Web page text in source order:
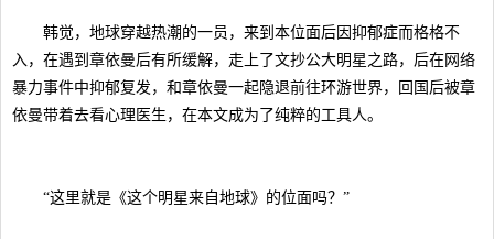
韩觉，地球穿越热潮的一员，来到本位面后因抑郁症而格格不
入，在遇到章依曼后有所缓解，走上了文抄公大明星之路，后在网络
暴力事件中抑郁复发，和章依曼一起隐退前往环游世界，回国后被章
依曼带着去看心理医生，在本文成为了纯粹的工具人。
“这里就是《这个明星来自地球》的位面吗？”